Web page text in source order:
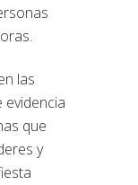
las
que
y